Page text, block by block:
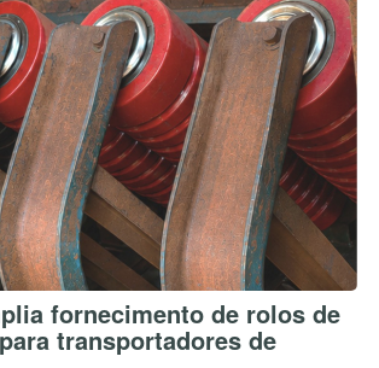
fornecimento de rolos de
transportadores de